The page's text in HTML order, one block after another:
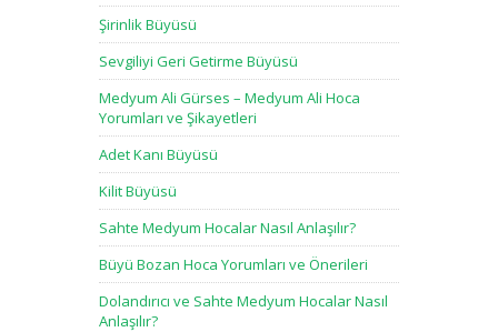
Şirinlik Büyüsü
Sevgiliyi Geri Getirme Büyüsü
Medyum Ali Gürses – Medyum Ali Hoca
Yorumları ve Şikayetleri
Adet Kanı Büyüsü
Kilit Büyüsü
Sahte Medyum Hocalar Nasıl Anlaşılır?
Büyü Bozan Hoca Yorumları ve Önerileri
Dolandırıcı ve Sahte Medyum Hocalar Nasıl
Anlaşılır?